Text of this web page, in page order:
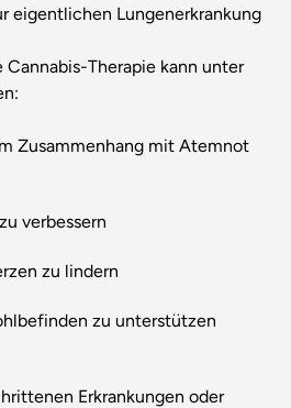
eigentlichen Lungenerkrankung
Therapie kann unter
Zusammenhang mit Atemnot
verbessern
zu lindern
zu unterstützen
Erkrankungen oder